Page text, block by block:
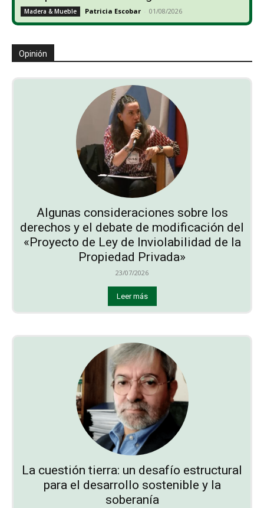
Madera & Mueble Patricia Escobar - 01/08/2026
Opinión
Algunas consideraciones sobre los
derechos y el debate de modificación del
«Proyecto de Ley de Inviolabilidad de la
Propiedad Privada»
23/07/2026
Leer más
La cuestión tierra: un desafío estructural
para el desarrollo sostenible y la
soberanía